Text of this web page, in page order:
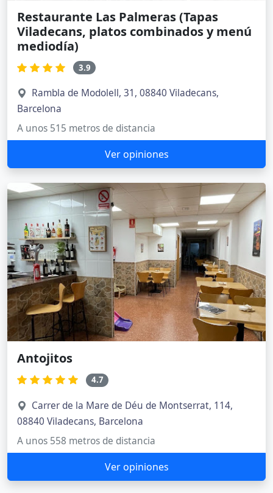
Restaurante Las Palmeras (Tapas
Viladecans, platos combinados y menú
mediodía)
3.9
Rambla de Modolell, 31, 08840 Viladecans,
Barcelona
A unos 515 metros de distancia
Ver opiniones
Antojitos
4.7
Carrer de la Mare de Déu de Montserrat, 114,
08840 Viladecans, Barcelona
A unos 558 metros de distancia
Ver opiniones